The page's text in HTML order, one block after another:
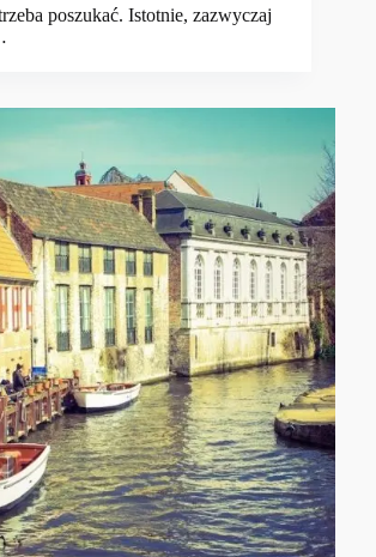
poszukać. Istotnie, zazwyczaj